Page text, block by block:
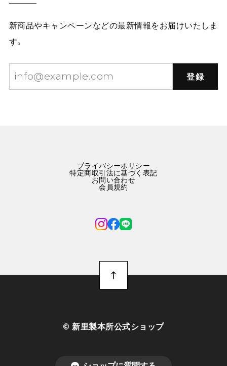
新商品やキャンペーンなどの最新情報をお届けいたしま
す。
登録
プライバシーポリシー
特定商取引法に基づく表記
お問い合わせ
会員規約
©︎ 新里製本所公式ショップ